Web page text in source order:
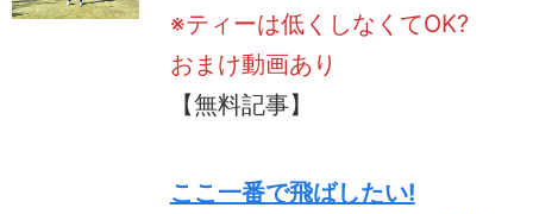
※ティーは低くしなくてOK?
おまけ動画あり
【無料記事】
ここ一番で飛ばしたい!